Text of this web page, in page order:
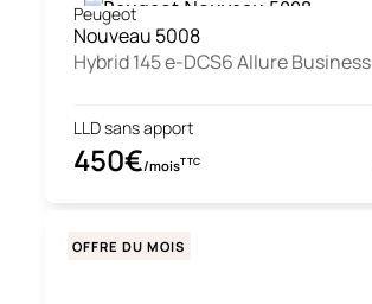
Peugeot
Nouveau 5008
Hybrid 145 e-DCS6 Allure Business
LLD sans apport
450€/moisTTC
OFFRE DU MOIS